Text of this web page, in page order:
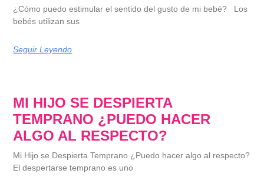
¿Cómo puedo estimular el sentido del gusto de mi bebé? Los
bebés utilizan sus
Seguir Leyendo
MI HIJO SE DESPIERTA
TEMPRANO ¿PUEDO HACER
ALGO AL RESPECTO?
Mi Hijo se Despierta Temprano ¿Puedo hacer algo al respecto?
El despertarse temprano es uno